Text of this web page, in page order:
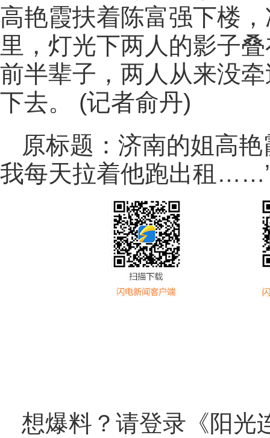
高艳霞扶着陈富强下楼
里，灯光下两人的影子
前半辈子，两人从来没
下去。 (记者俞丹)
原标题：济南的姐高
我每天拉着他跑出租
想爆料？请登录《阳光